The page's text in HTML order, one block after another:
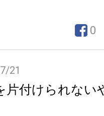
0
21
片付けられない